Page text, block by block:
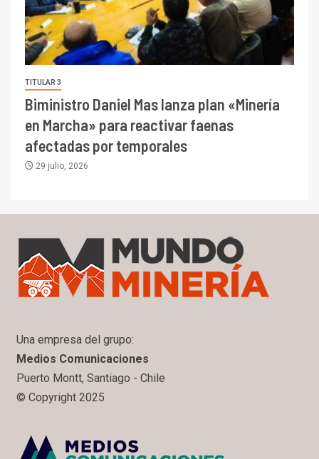
TITULAR 3
Biministro Daniel Mas lanza plan «Minería
en Marcha» para reactivar faenas
afectadas por temporales
29 julio, 2026
Una empresa del grupo:
Medios Comunicaciones
Puerto Montt, Santiago - Chile
© Copyright 2025